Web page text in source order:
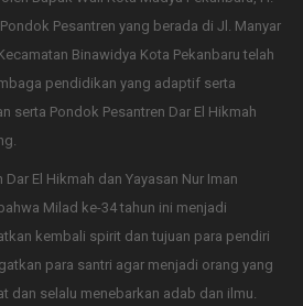
Pesantren yang berada di Jl. Manyar
Binawidya Kota Pekanbaru telah
pendidikan yang adaptif serta
serta Pondok Pesantren Dar El Hikmah
El Hikmah dan Yayasan Nur Iman
Milad ke-34 tahun ini menjadi
kembali spirit dan tujuan para pendiri
para santri agar menjadi orang yang
dan selalu menebarkan adab dan ilmu.